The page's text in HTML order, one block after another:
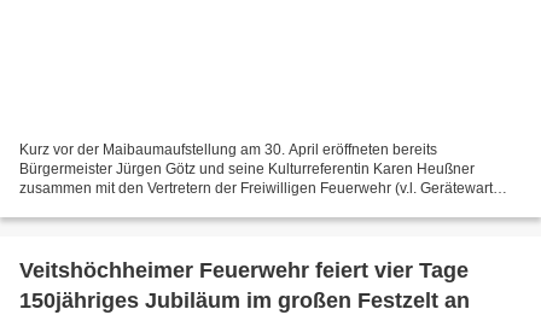
Kurz vor der Maibaumaufstellung am 30. April eröffneten bereits
Bürgermeister Jürgen Götz und seine Kulturreferentin Karen Heußner
zusammen mit den Vertretern der Freiwilligen Feuerwehr (v.l. Gerätewart
Veitshöchheimer Feuerwehr feiert vier Tage
150jähriges Jubiläum im großen Festzelt an